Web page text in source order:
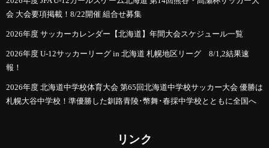
会 大会要項掲載！8/22開催 組合せ募集
2026年度 サッカーカレンダー【北海道】年間大会スケジュール一覧
2026年度 U-12サッカーリーグ in 北海道 札幌地区リーグ 8/1,2結果速
報！
2026年度 北海道中学校体育大会 第65回北海道中学校サッカー大会 優勝は
札幌大谷中学校！準優勝した釧路青陵･幣舞･春採中学校とともに全国へ
リンク